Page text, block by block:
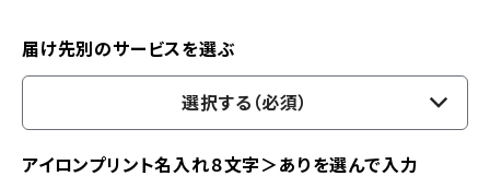
届け先別のサービスを選ぶ
選択する（必須）
アイロンプリント名入れ８文字＞ありを選んで入力